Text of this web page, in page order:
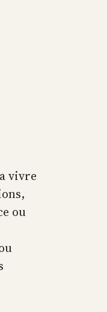
vivre
ou